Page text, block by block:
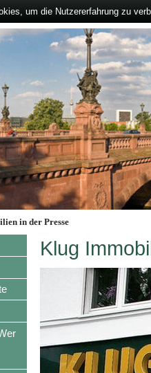
in der Presse
Klug
um die Nutzererfahrung zu